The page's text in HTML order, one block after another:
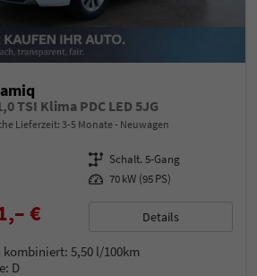
TSI Klima PDC LED 5JG
Lieferzeit: 3-5 Monate Neuwagen
Getriebe Schalt. 5-Gang
Leistung 70 kW (95 PS)
€ Details
kombiniert:5,50 l/100km
D